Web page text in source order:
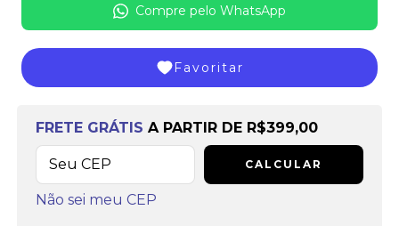
Compre pelo WhatsApp
Favoritar
Frete grátisa partir deR$399,00
FRETE GRÁTIS A PARTIR DE R$399,00
CALCULAR
Não sei meu CEP